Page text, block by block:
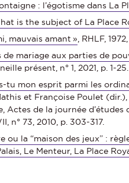
: l’égotisme dans La
is the subject of La Place
mauvais amant » , RHLF,
de mariage aux parties de
présent, n° 1, 2021, p. 1-25.
tu mon esprit parmi les
et Françoise Poulet
Actes de la journée
n° 73, 2010, p. 303-317.
ou la “maison des jeux” :
Le Menteur, La Place